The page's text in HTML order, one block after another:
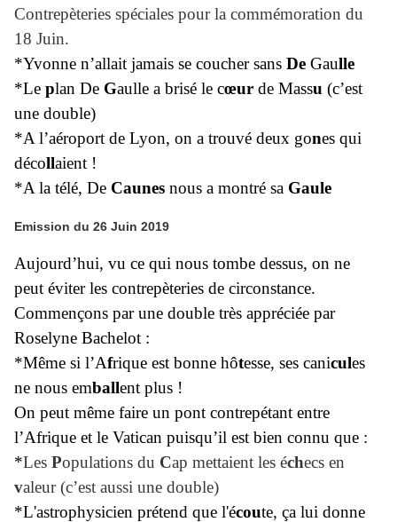
Contrepèteries spéciales pour la commémoration du
18 Juin.
*Yvonne n’allait jamais se coucher sans De Gaulle
*Le plan De Gaulle a brisé le cœur de Massu (c’est
une double)
*A l’aéroport de Lyon, on a trouvé deux gones qui
décollaient !
*A la télé, De Caunes nous a montré sa Gaule
Emission du 26 Juin 2019
Aujourd’hui, vu ce qui nous tombe dessus, on ne
peut éviter les contrepèteries de circonstance.
Commençons par une double très appréciée par
Roselyne Bachelot :
*Même si l’Afrique est bonne hôtesse, ses canicules
ne nous emballent plus !
On peut même faire un pont contrepétant entre
l’Afrique et le Vatican puisqu’il est bien connu que :
*Les Populations du Cap mettaient les échecs en
valeur (c’est aussi une double)
*L'astrophysicien prétend que l'écoute, ça lui donne